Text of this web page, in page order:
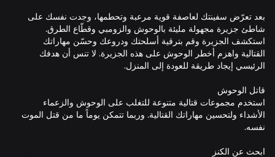
بعد تعرّض سفينتك لعاصفة قوية مرعبة وتحطمها، وجدت نفسك على
شاطئ جزيرة مجهولة مليئة بالوحوش والزومبي وقطّاع الطرق.
استكشف الجزيرة وقم بترقية أسلحتك ودروعك وحسّن مهاراتك
القتالية واهزم أخطر الوحوش على هذه الجزيرة. لا تنس أن هدفك
استخدم مجموعات قتالية متنوعة للتغلب على الوحوش والزعماء
الأشداء ولتحسين مهاراتك القتالية. وربما تتمكن يوماً ما من قتل الموت